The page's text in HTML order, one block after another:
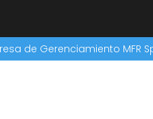
de Gerenciamiento MFR